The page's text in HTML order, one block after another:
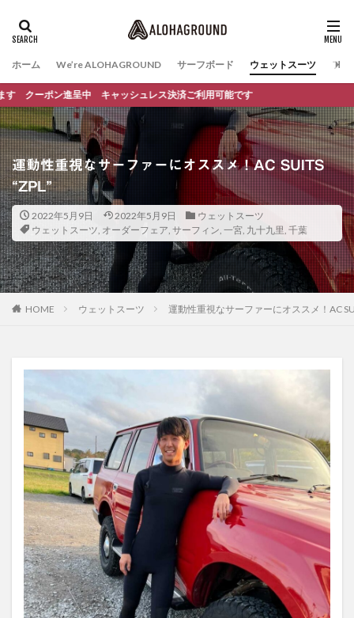
ホーム We’re ALOHAGROUND サーフボード ウェットスーツ ファ
キャッシュレス決済ご利用可能です
運動性重視なサーファーにオススメ！AC SUITS
“ZPL”
2022年5月9日 2022年5月9日
ウェットスーツ
ウェットスーツ, オーダーフェア, サーフィン, 一宮, 九十九里, 千葉
HOME ウェットスーツ 運動性重視なサーファーにオススメ！AC